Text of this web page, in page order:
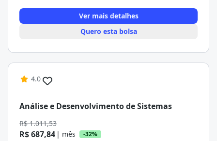
Ver mais detalhes
Quero esta bolsa
4.0
Análise e Desenvolvimento de Sistemas
R$ 1.011,53
R$ 687,84 | mês -32%